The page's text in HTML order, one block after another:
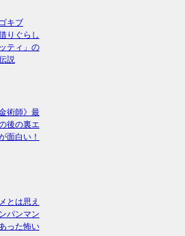
キブ
りぐらし
ティ」の
説
術師》最
後の裏エ
面白い！
とは思え
パンマン
った怖い